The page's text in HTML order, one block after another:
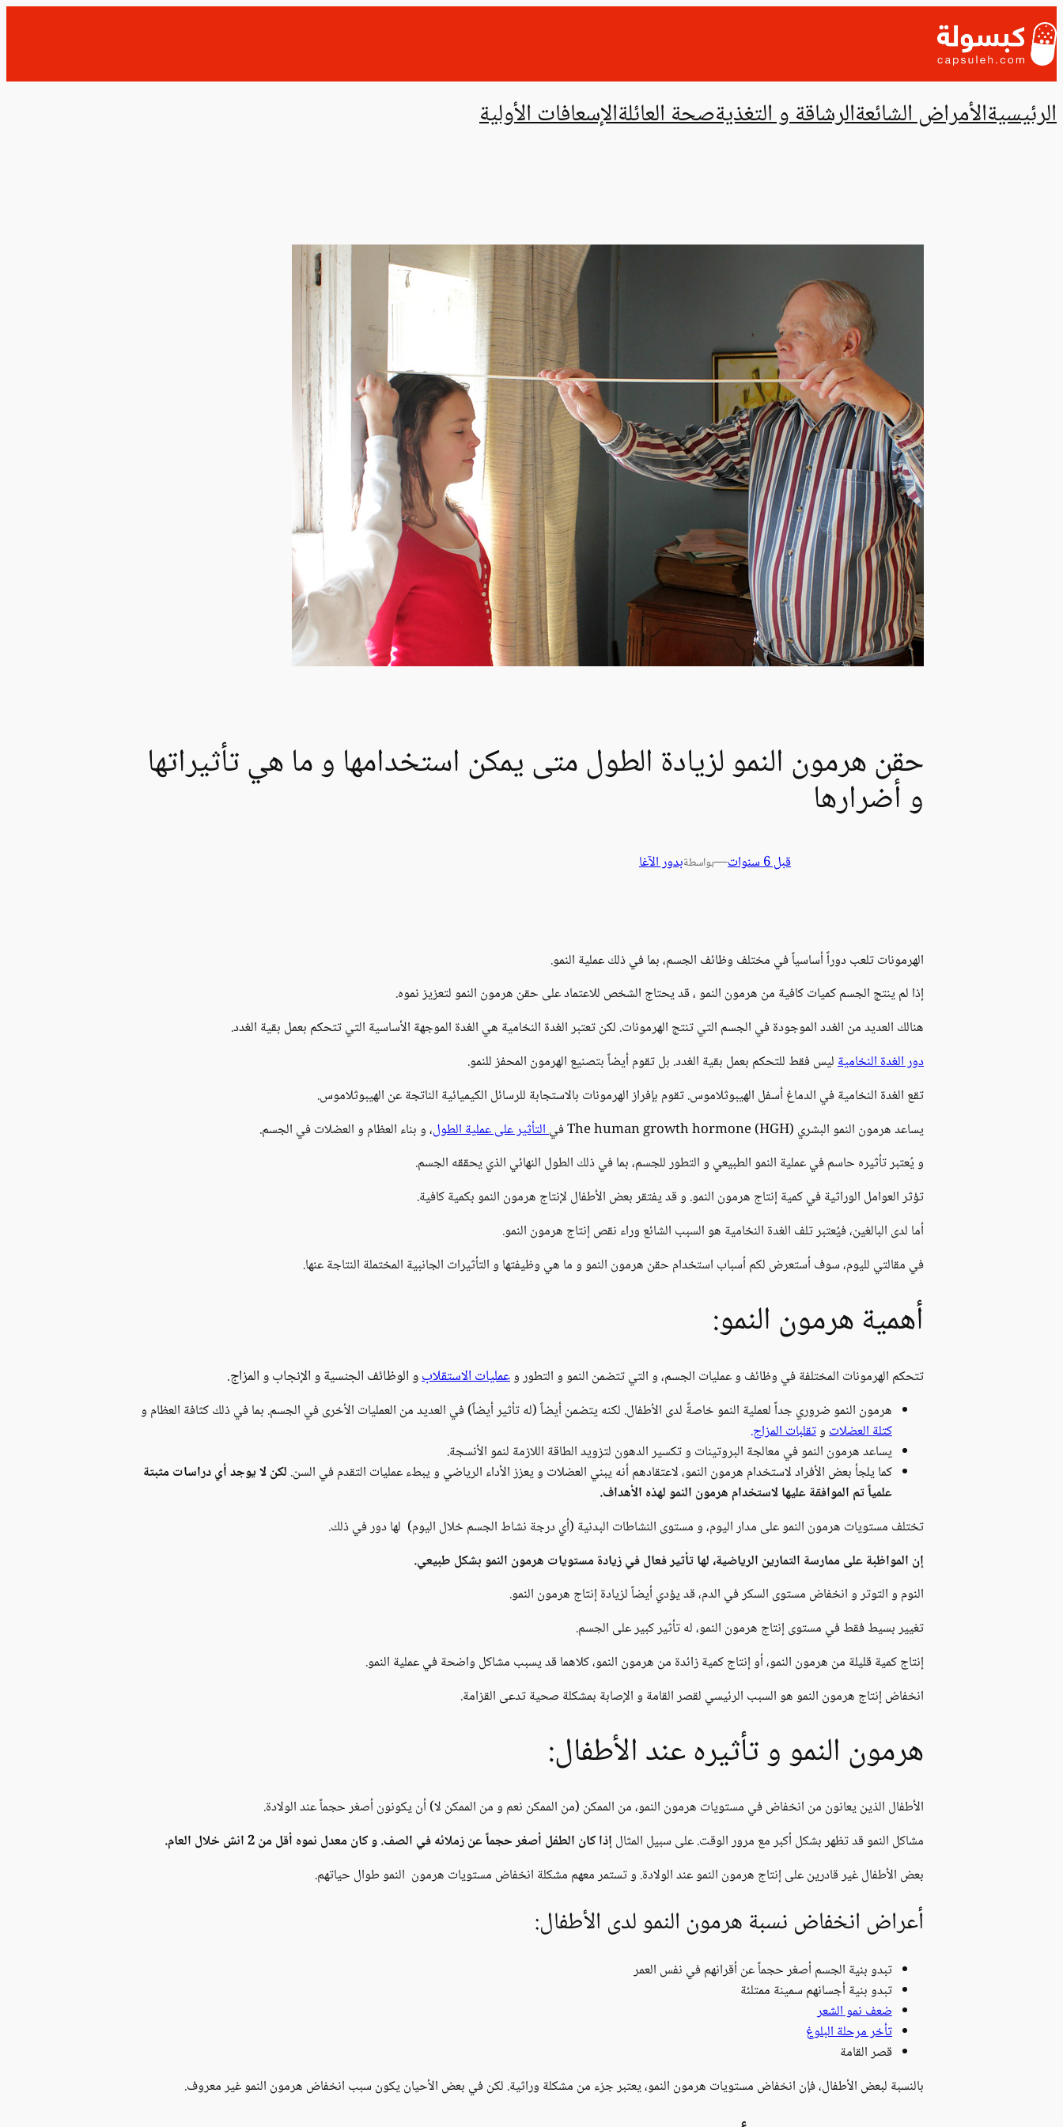
إلى
المحتوى
الرئيسيةالأمراض الشائعةالرشاقة و التغذيةصحة العائلةالإسعافات الأولية
حقن هرمون النمو لزيادة الطول متى يمكن استخدامها و ما هي تأثيراتها
و أضرارها
قبل 6 سنوات —بواسطةبدور الآغا
الهرمونات تلعب دوراً أساسياً في مختلف وظائف الجسم، بما في ذلك عملية النمو.
إذا لم ينتج الجسم كميات كافية من هرمون النمو ، قد يحتاج الشخص للاعتماد على حقن هرمون النمو لتعزيز نموه.
هنالك العديد من الغدد الموجودة في الجسم التي تنتج الهرمونات. لكن تعتبر الغدة النخامية هي الغدة الموجهة الأساسية التي تتحكم بعمل بقية الغدد.
دور الغدة النخاميةليس فقط للتحكم بعمل بقية الغدد. بل تقوم أيضاً بتصنيع الهرمون المحفز للنمو.
تقع الغدة النخامية في الدماغ أسفل الهيبوثلاموس. تقوم بإفراز الهرمونات بالاستجابة للرسائل الكيميائية الناتجة عن الهيبوثلاموس.
يساعد هرمون النمو البشري (The human growth hormone (HGH في
التأثير على عملية الطول، و بناء العظام و العضلات في الجسم.
و يُعتبر تأثيره حاسم في عملية النمو الطبيعي و التطور للجسم، بما في ذلك الطول النهائي الذي يحققه الجسم.
تؤثر العوامل الوراثية في كمية إنتاج هرمون النمو. و قد يفتقر بعض الأطفال لإنتاج هرمون النمو بكمية كافية.
أما لدى البالغين، فيُعتبر تلف الغدة النخامية هو السبب الشائع وراء نقص إنتاج هرمون النمو.
في مقالتي لليوم، سوف أستعرض لكم أسباب استخدام حقن هرمون النمو و ما هي وظيفتها و التأثيرات الجانبية المختملة النتاجة عنها.
أهمية هرمون النمو:
تتحكم الهرمونات المختلفة في وظائف و عمليات الجسم، و التي تتضمن النمو و التطور وعمليات الاستقلابو الوظائف الجنسية و الإنجاب و المزاج.
هرمون النمو ضروري جداً لعملية النمو خاصةً لدى الأطفال. لكنه يتضمن أيضاً (له تأثير أيضاً) في العديد من العمليات الأخرى في الجسم. بما في ذلك كثافة العظام و
كتلة العضلاتوتقلبات المزاج.
يساعد هرمون النمو في معالجة البروتينات و تكسير الدهون لتزويد الطاقة اللازمة لنمو الأنسجة.
كما يلجأ بعض الأفراد لاستخدام هرمون النمو، لاعتقادهم أنه يبني العضلات و يعزز الأداء الرياضي و يبطء عمليات التقدم في السن. لكن لا يوجد أي دراسات مثبتة
علمياً تم الموافقة عليها لاستخدام هرمون النمو لهذه الأهداف.
تختلف مستويات هرمون النمو على مدار اليوم، و مستوى النشاطات البدنية (أي درجة نشاط الجسم خلال اليوم) لها دور في ذلك.
إن المواظبة على ممارسة التمارين الرياضية، لها تأثير فعال في زيادة مستويات هرمون النمو بشكل طبيعي.
النوم و التوتر و انخفاض مستوى السكر في الدم، قد يؤدي أيضاً لزيادة إنتاج هرمون النمو.
تغيير بسيط فقط في مستوى إنتاج هرمون النمو، له تأثير كبير على الجسم.
إنتاج كمية قليلة من هرمون النمو، أو إنتاج كمية زائدة من هرمون النمو، كلاهما قد يسبب مشاكل واضحة في عملية النمو.
انخفاض إنتاج هرمون النمو هو السبب الرئيسي لقصر القامة و الإصابة بمشكلة صحية تدعى القزامة.
هرمون النمو و تأثيره عند الأطفال:
الأطفال الذين يعانون من انخفاض في مستويات هرمون النمو، من الممكن (من الممكن نعم و من الممكن لا) أن يكونون أصغر حجماً عند الولادة.
مشاكل النمو قد تظهر بشكل أكبر مع مرور الوقت. على سبيل المثالإذا كان الطفل أصغر حجماً عن زملائه في الصف. و كان معدل نموه أقل من 2 انش خلال العام.
بعض الأطفال غير قادرين على إنتاج هرمون النمو عند الولادة. و تستمر معهم مشكلة انخفاض مستويات هرمون النمو طوال حياتهم.
أعراض انخفاض نسبة هرمون النمو لدى الأطفال:
تبدو بنية الجسم أصغر حجماً عن أقرانهم في نفس العمر
تبدو بنية أجسانهم سمينة ممتلئة
ضعف نمو الشعر
تأخر مرحلة البلوغ
قصر القامة
بالنسبة لبعض الأطفال، فإن انخفاض مستويات هرمون النمو، يعتبر جزء من مشكلة وراثية. لكن في بعض الأحيان يكون سبب انخفاض هرمون النمو غير معروف.